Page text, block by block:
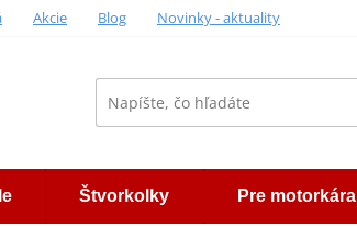
Akcie Blog Novinky - aktuality
Štvorkolky Pre motorkára